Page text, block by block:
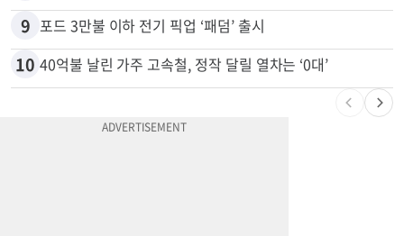
9 포드 3만불 이하 전기 픽업 ‘패덤’ 출시
10 40억불 날린 가주 고속철, 정작 달릴 열차는 ‘0대’